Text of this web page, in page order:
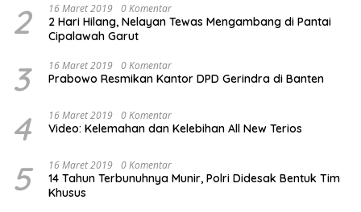
2 16 Maret 2019 0 Komentar
2 Hari Hilang, Nelayan Tewas Mengambang di Pantai
Cipalawah Garut
3 16 Maret 2019 0 Komentar
Prabowo Resmikan Kantor DPD Gerindra di Banten
4 16 Maret 2019 0 Komentar
Video: Kelemahan dan Kelebihan All New Terios
5 16 Maret 2019 0 Komentar
14 Tahun Terbunuhnya Munir, Polri Didesak Bentuk Tim
Khusus